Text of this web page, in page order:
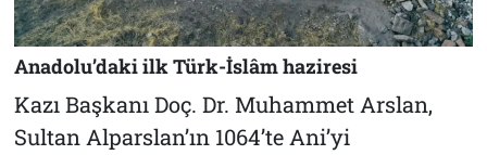
Anadolu’daki ilk Türk-İslâm haziresi
Kazı Başkanı Doç. Dr. Muhammet Arslan,
Sultan Alparslan’ın 1064’te Ani’yi